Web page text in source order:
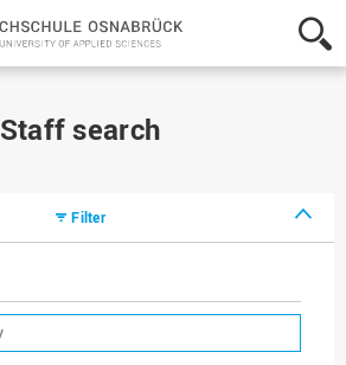
Hochschule
Osnabrück
-
Staff search
Filter